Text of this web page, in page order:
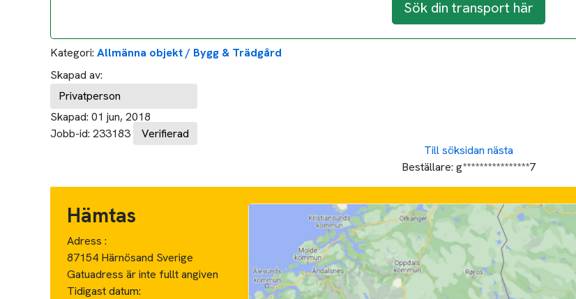
Sök din transport här
Kategori: Allmänna objekt / Bygg & Trädgård
Skapad av:
Privatperson
Skapad: 01 jun, 2018
Jobb-id: 233183 Verifierad
Till söksidan nästa
Beställare: g****************7
Hämtas
Adress :
87154 Härnösand Sverige
Gatuadress är inte fullt angiven
Tidigast datum: